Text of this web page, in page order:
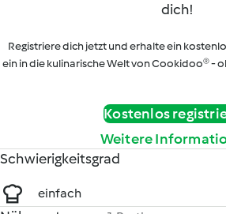
dich!
Registriere dich jetzt und erhalte ein
ein in die kulinarische Welt von Cookidoo® -
Kostenlos
Weitere
Schwierigkeitsgrad
einfach